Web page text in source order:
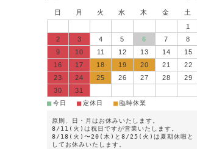
日 月 火 水 木 金
土
1
2
3 4 5 6 7
8
9
10 11 12 13 14
15
16
17 18 19 20 21
22
23
24 25 26 27 28
29
30
31
■ 今日 ■定休日 ■臨時休業
原則、日・月はお休みいたします。
8/11(火)は祝日ですが営業いたします。
8/18(火)〜20(木)と8/25(火)は夏期休暇と
してお休みいたします。